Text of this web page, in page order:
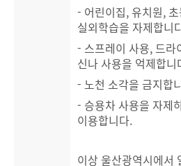
- 어린이집, 유치원,
실외학습을 자제합니
- 스프레이 사용, 드라
신나 사용을 억제합니
- 노천 소각을 금지합
- 승용차 사용을 자제
이용합니다.
이상 울산광역시에서